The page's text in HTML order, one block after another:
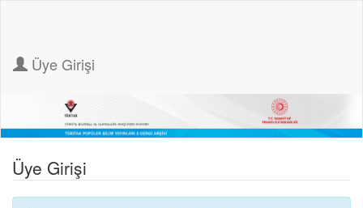
Üye Girişi
Üye Girişi